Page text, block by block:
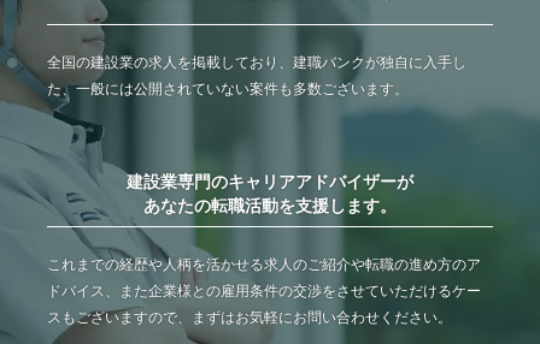
全国の建設業の求人を掲載しており、建職バンクが独自に入手し
た、一般には公開されていない案件も多数ございます。
建設業専門のキャリアアドバイザーが
あなたの転職活動を支援します。
これまでの経歴や人柄を活かせる求人のご紹介や転職の進め方のア
ドバイス、また企業様との雇用条件の交渉をさせていただけるケー
スもございますので、まずはお気軽にお問い合わせください。